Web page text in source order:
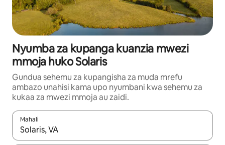
Nyumba za kupanga kuanzia mwezi
mmoja huko Solaris
Gundua sehemu za kupangisha za muda mrefu
ambazo unahisi kama upo nyumbani kwa sehemu za
kukaa za mwezi mmoja au zaidi.
Mahali
Wakati matokeo yanapatikana, vinjari kwa kutumia vitufe vya